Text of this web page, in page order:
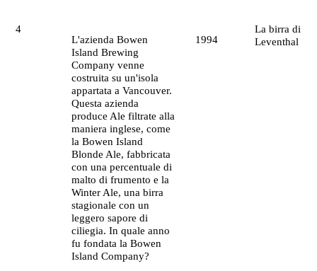
4
L'azienda Bowen
Island Brewing
Company venne
costruita su un'isola
appartata a Vancouver.
Questa azienda
produce Ale filtrate alla
maniera inglese, come
la Bowen Island
Blonde Ale, fabbricata
con una percentuale di
malto di frumento e la
Winter Ale, una birra
stagionale con un
leggero sapore di
ciliegia. In quale anno
fu fondata la Bowen
Island Company?
1994
La birra di
Leventhal